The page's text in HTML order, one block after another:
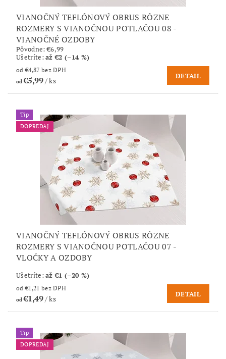
VIANOČNÝ TEFLÓNOVÝ OBRUS RÔZNE
ROZMERY S VIANOČNOU POTLAČOU 08 -
VIANOČNÉ OZDOBY
Pôvodne:€6,99
Ušetríte:až €2 (–14 %)
od €4,87 bez DPH
od€5,99/ ks
DETAIL
Tip
DOPREDAJ
VIANOČNÝ TEFLÓNOVÝ OBRUS RÔZNE
ROZMERY S VIANOČNOU POTLAČOU 07 -
VLOČKY A OZDOBY
Ušetríte:až €1 (–20 %)
od €1,21 bez DPH
od€1,49/ ks
DETAIL
Tip
DOPREDAJ